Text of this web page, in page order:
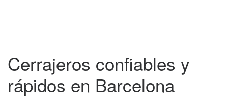
Cerrajeros confiables y
rápidos en Barcelona